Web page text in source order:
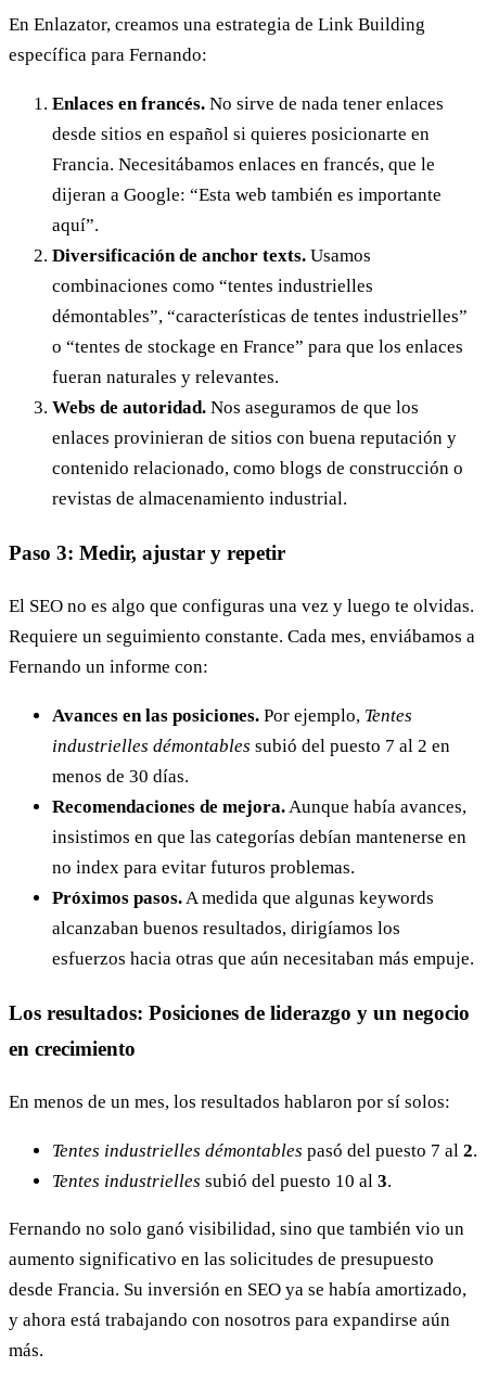
En Enlazator, creamos una estrategia de Link Building
específica para Fernando:
Enlaces en francés. No sirve de nada tener enlaces
desde sitios en español si quieres posicionarte en
Francia. Necesitábamos enlaces en francés, que le
dijeran a Google: “Esta web también es importante
aquí”.
Diversificación de anchor texts. Usamos
combinaciones como “tentes industrielles
démontables”, “características de tentes industrielles”
o “tentes de stockage en France” para que los enlaces
fueran naturales y relevantes.
Webs de autoridad. Nos aseguramos de que los
enlaces provinieran de sitios con buena reputación y
contenido relacionado, como blogs de construcción o
revistas de almacenamiento industrial.
Paso 3: Medir, ajustar y repetir
El SEO no es algo que configuras una vez y luego te olvidas.
Requiere un seguimiento constante. Cada mes, enviábamos a
Fernando un informe con:
Avances en las posiciones. Por ejemplo, Tentes
industrielles démontables subió del puesto 7 al 2 en
menos de 30 días.
Recomendaciones de mejora. Aunque había avances,
insistimos en que las categorías debían mantenerse en
no index para evitar futuros problemas.
Próximos pasos. A medida que algunas keywords
alcanzaban buenos resultados, dirigíamos los
esfuerzos hacia otras que aún necesitaban más empuje.
Los resultados: Posiciones de liderazgo y un negocio
en crecimiento
En menos de un mes, los resultados hablaron por sí solos:
Tentes industrielles démontables pasó del puesto 7 al 2.
Tentes industrielles subió del puesto 10 al 3.
Fernando no solo ganó visibilidad, sino que también vio un
aumento significativo en las solicitudes de presupuesto
desde Francia. Su inversión en SEO ya se había amortizado,
y ahora está trabajando con nosotros para expandirse aún
más.